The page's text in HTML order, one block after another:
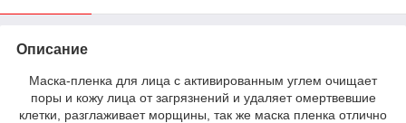
Описание
Маска-пленка для лица с активированным углем очищает
поры и кожу лица от загрязнений и удаляет омертвевшие
клетки, разглаживает морщины, так же маска пленка отлично